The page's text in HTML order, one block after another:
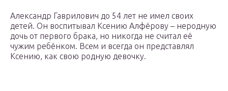
Александр Гаврилович до 54 лет не имел своих
детей. Он воспитывал Ксению Алфёрову – неродную
дочь от первого брака, но никогда не считал её
чужим ребёнком. Всем и всегда он представлял
Ксению, как свою родную девочку.